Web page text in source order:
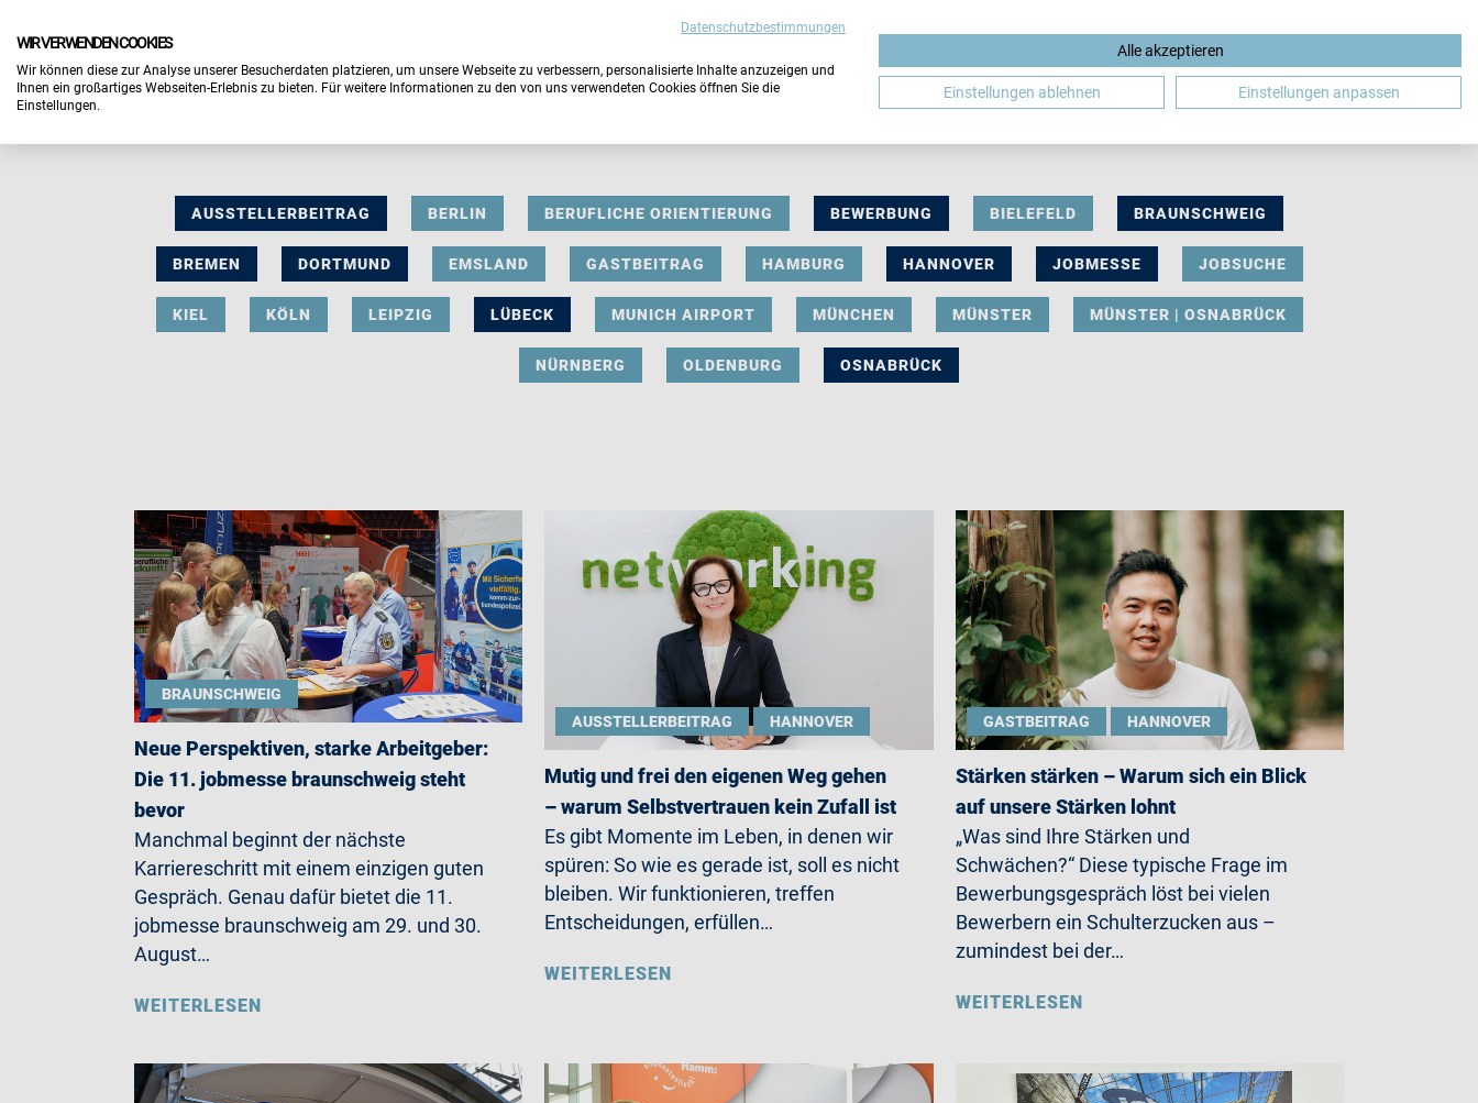
DE
AUSSTELLERBEITRAG BERLIN BERUFLICHE ORIENTIERUNG BEWERBUNG BIELEFELD BRAUNSCHWEIG
BREMEN DORTMUND EMSLAND GASTBEITRAG HAMBURG HANNOVER JOBMESSE JOBSUCHE
KIEL KÖLN LEIPZIG LÜBECK MUNICH AIRPORT MÜNCHEN MÜNSTER MÜNSTER | OSNABRÜCK
NÜRNBERG OLDENBURG OSNABRÜCK
BRAUNSCHWEIG
Neue Perspektiven, starke Arbeitgeber:
Die 11. jobmesse braunschweig steht
bevor
Manchmal beginnt der nächste
Karriereschritt mit einem einzigen guten
Gespräch. Genau dafür bietet die 11.
jobmesse braunschweig am 29. und 30.
August…
WEITERLESEN
AUSSTELLERBEITRAG HANNOVER
Mutig und frei den eigenen Weg gehen
– warum Selbstvertrauen kein Zufall ist
Es gibt Momente im Leben, in denen wir
spüren: So wie es gerade ist, soll es nicht
bleiben. Wir funktionieren, treffen
Entscheidungen, erfüllen…
WEITERLESEN
GASTBEITRAG HANNOVER
Stärken stärken – Warum sich ein Blick
auf unsere Stärken lohnt
„Was sind Ihre Stärken und
Schwächen?“ Diese typische Frage im
Bewerbungsgespräch löst bei vielen
Bewerbern ein Schulterzucken aus –
zumindest bei der…
WEITERLESEN
Datenschutzbestimmungen
WIR VERWENDEN COOKIES
Wir können diese zur Analyse unserer Besucherdaten platzieren, um unsere Webseite zu verbessern, personalisierte Inhalte anzuzeigen und
Ihnen ein großartiges Webseiten-Erlebnis zu bieten. Für weitere Informationen zu den von uns verwendeten Cookies öffnen Sie die
Einstellungen.
Alle akzeptieren
Einstellungen ablehnen Einstellungen anpassen